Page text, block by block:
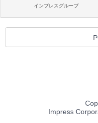
インプレスグループ
Impress